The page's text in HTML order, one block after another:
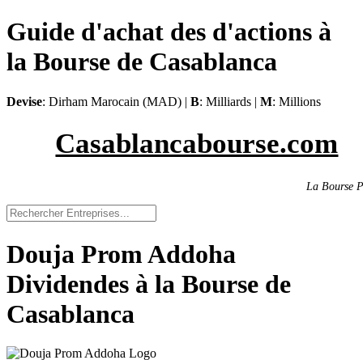
Guide d'achat des d'actions à
la Bourse de Casablanca
Devise: Dirham Marocain (MAD) | B: Milliards | M: Millions
Casablancabourse.com
La Bourse
Douja Prom Addoha
Dividendes à la Bourse de
Casablanca